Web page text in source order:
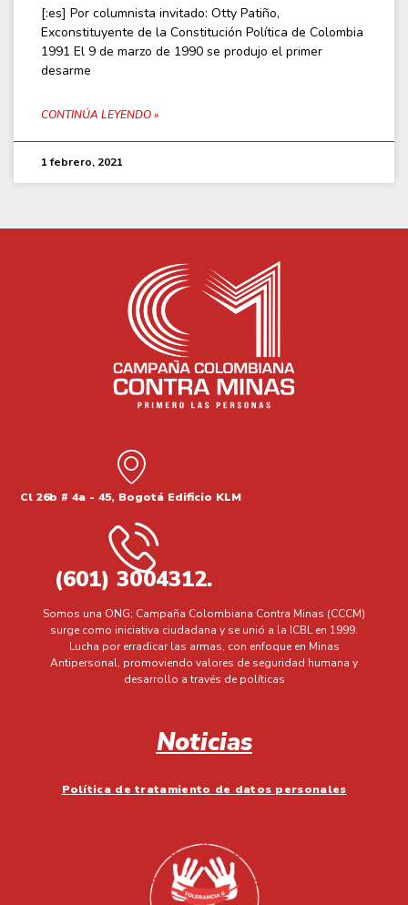
[:es] Por columnista invitado: Otty Patiño,
Exconstituyente de la Constitución Política de Colombia
1991 El 9 de marzo de 1990 se produjo el primer
desarme
CONTINÚA LEYENDO »
1 febrero, 2021
Cl 26b # 4a - 45, Bogotá Edificio KLM
(601) 3004312.
Somos una ONG; Campaña Colombiana Contra Minas (CCCM)
surge como iniciativa ciudadana y se unió a la ICBL en 1999.
Lucha por erradicar las armas, con enfoque en Minas
Antipersonal, promoviendo valores de seguridad humana y
desarrollo a través de políticas
Noticias
Política de tratamiento de datos personales